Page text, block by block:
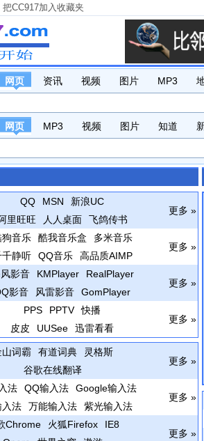
把CC917加入收藏夹
网页 资讯 视频 图片 MP3
网页 MP3 视频 图片 知道
QQ MSN
新浪UC
里旺旺
人人桌面 飞鸽传书
更多 »
狗音乐 酷我音乐盒
多米音乐
千静听
QQ音乐 高品质AIMP
更多 »
影音 KMPlayer
RealPlayer
影音
风雷影音 GomPlayer
更多 »
PPS PPTV
快播
皮皮
UUSee 迅雷看看
更多 »
山词霸 有道词典
灵格斯
谷歌在线翻译
更多 »
法 QQ输入法
Google输入法
入法
万能输入法 紫光输入法
更多 »
Chrome 火狐Firefox
IE8
更多 »